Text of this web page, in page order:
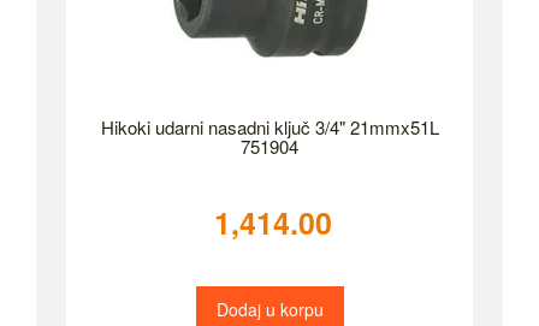
Hikoki udarni nasadni ključ 3/4" 21mmx51L
751904
1,414.00
Dodaj u korpu